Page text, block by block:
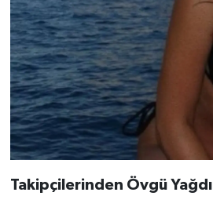
Takipçilerinden Övgü Yağdı